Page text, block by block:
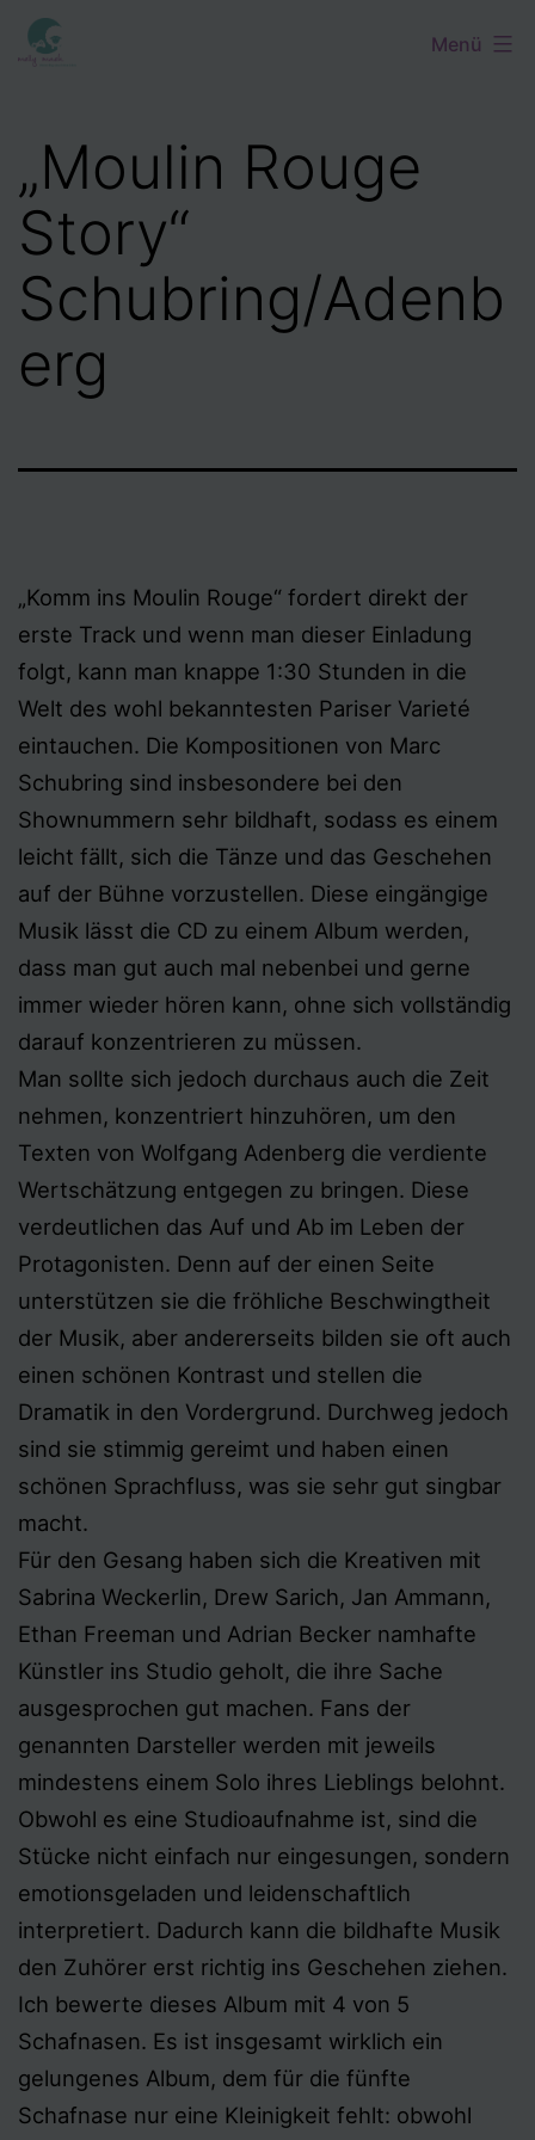
Zum
Inhalt
Menü
„Moulin Rouge
Story“
Schubring/Adenb
erg
„Komm ins Moulin Rouge“ fordert direkt der
erste Track und wenn man dieser Einladung
folgt, kann man knappe 1:30 Stunden in die
Welt des wohl bekanntesten Pariser Varieté
eintauchen. Die Kompositionen von Marc
Schubring sind insbesondere bei den
Shownummern sehr bildhaft, sodass es einem
leicht fällt, sich die Tänze und das Geschehen
auf der Bühne vorzustellen. Diese eingängige
Musik lässt die CD zu einem Album werden,
dass man gut auch mal nebenbei und gerne
immer wieder hören kann, ohne sich vollständig
darauf konzentrieren zu müssen.
Man sollte sich jedoch durchaus auch die Zeit
nehmen, konzentriert hinzuhören, um den
Texten von Wolfgang Adenberg die verdiente
Wertschätzung entgegen zu bringen. Diese
verdeutlichen das Auf und Ab im Leben der
Protagonisten. Denn auf der einen Seite
unterstützen sie die fröhliche Beschwingtheit
der Musik, aber andererseits bilden sie oft auch
einen schönen Kontrast und stellen die
Dramatik in den Vordergrund. Durchweg jedoch
sind sie stimmig gereimt und haben einen
schönen Sprachfluss, was sie sehr gut singbar
macht.
Für den Gesang haben sich die Kreativen mit
Sabrina Weckerlin, Drew Sarich, Jan Ammann,
Ethan Freeman und Adrian Becker namhafte
Künstler ins Studio geholt, die ihre Sache
ausgesprochen gut machen. Fans der
genannten Darsteller werden mit jeweils
mindestens einem Solo ihres Lieblings belohnt.
Obwohl es eine Studioaufnahme ist, sind die
Stücke nicht einfach nur eingesungen, sondern
emotionsgeladen und leidenschaftlich
interpretiert. Dadurch kann die bildhafte Musik
den Zuhörer erst richtig ins Geschehen ziehen.
Ich bewerte dieses Album mit 4 von 5
Schafnasen. Es ist insgesamt wirklich ein
gelungenes Album, dem für die fünfte
Schafnase nur eine Kleinigkeit fehlt: obwohl